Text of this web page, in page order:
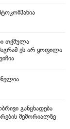
თქმულა
ეს არ ყოფილა
განცხადება
მემორიალზე